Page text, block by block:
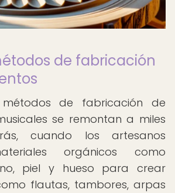
de fabricación
de fabricación de
se remontan a miles
cuando los artesanos
orgánicos como
piel y hueso para crear
flautas, tambores, arpas